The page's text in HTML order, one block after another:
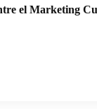
el Marketing